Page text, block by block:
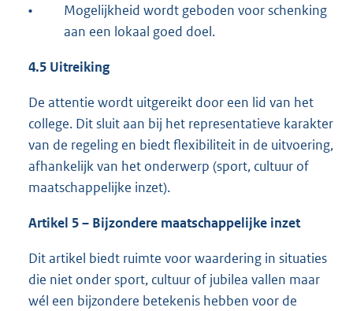
•
Mogelijkheid wordt geboden voor schenking
aan een lokaal goed doel.
4.5 Uitreiking
De attentie wordt uitgereikt door een lid van het
college. Dit sluit aan bij het representatieve karakter
van de regeling en biedt flexibiliteit in de uitvoering,
afhankelijk van het onderwerp (sport, cultuur of
maatschappelijke inzet).
Artikel 5 – Bijzondere maatschappelijke inzet
Dit artikel biedt ruimte voor waardering in situaties
die niet onder sport, cultuur of jubilea vallen maar
wél een bijzondere betekenis hebben voor de